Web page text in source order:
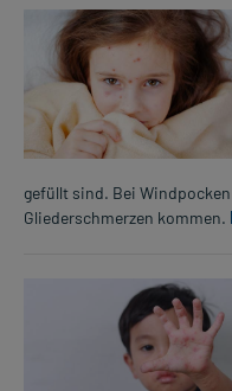
gefüllt sind. Bei
Gliederschmerzen kommen.